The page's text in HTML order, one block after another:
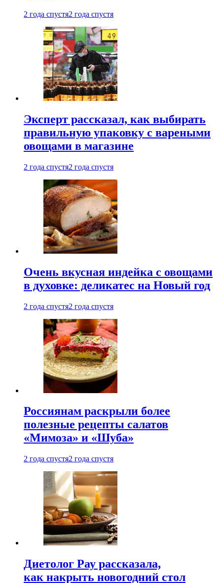
2 года спустя2 года спустя
Эксперт рассказал, как выбирать
правильную упаковку с вареными
овощами в магазине
2 года спустя2 года спустя
Очень вкусная индейка с овощами
в духовке: деликатес на Новый год
2 года спустя2 года спустя
Россиянам раскрыли более
полезные рецепты салатов
«Мимоза» и «Шуба»
2 года спустя2 года спустя
Диетолог Рау рассказала,
как накрыть новогодний стол